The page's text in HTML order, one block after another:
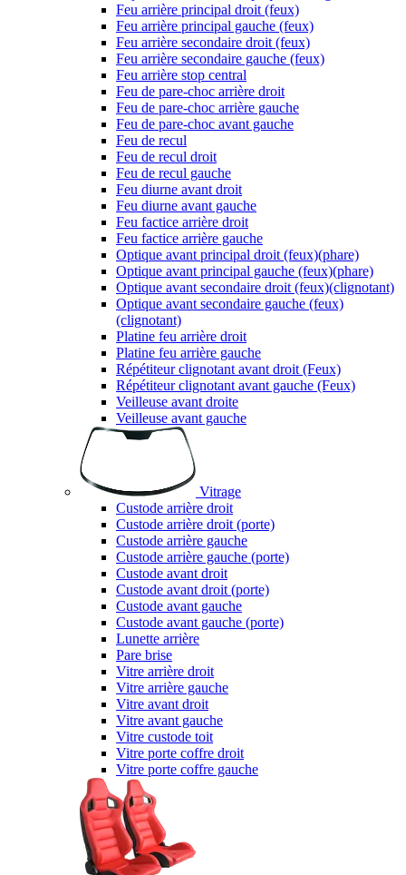
Feu arrière principal droit (feux)
Feu arrière principal gauche (feux)
Feu arrière secondaire droit (feux)
Feu arrière secondaire gauche (feux)
Feu arrière stop central
Feu de pare-choc arrière droit
Feu de pare-choc arrière gauche
Feu de pare-choc avant gauche
Feu de recul
Feu de recul droit
Feu de recul gauche
Feu diurne avant droit
Feu diurne avant gauche
Feu factice arrière droit
Feu factice arrière gauche
Optique avant principal droit (feux)(phare)
Optique avant principal gauche (feux)(phare)
Optique avant secondaire droit (feux)(clignotant)
Optique avant secondaire gauche (feux)
(clignotant)
Platine feu arrière droit
Platine feu arrière gauche
Répétiteur clignotant avant droit (Feux)
Répétiteur clignotant avant gauche (Feux)
Veilleuse avant droite
Veilleuse avant gauche
Vitrage
Custode arrière droit
Custode arrière droit (porte)
Custode arrière gauche
Custode arrière gauche (porte)
Custode avant droit
Custode avant droit (porte)
Custode avant gauche
Custode avant gauche (porte)
Lunette arrière
Pare brise
Vitre arrière droit
Vitre arrière gauche
Vitre avant droit
Vitre avant gauche
Vitre custode toit
Vitre porte coffre droit
Vitre porte coffre gauche